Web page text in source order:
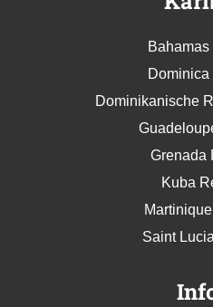
Dominica
Dominikanische
Grenada
Kuba
Saint